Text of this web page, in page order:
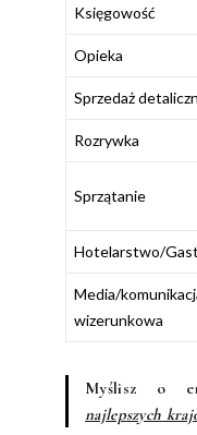
Księgowość
Opieka
Sprzedaż
Rozrywka
Sprzątanie
Hotelarstwo/
Media/
wizerunkowa
Myślisz o
najlepszych